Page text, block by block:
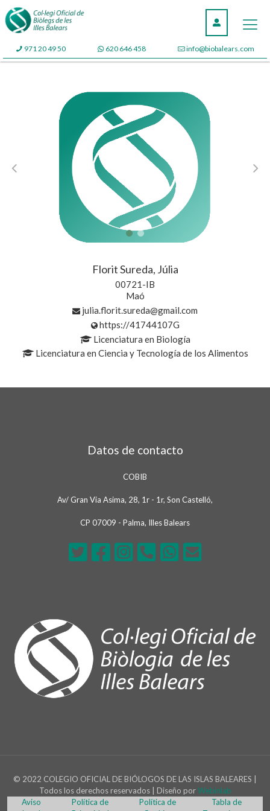
971 20 49 50 620 646 458 info@biobalears.com
Florit Sureda, Júlia
00721-IB
Maó
julia.florit.sureda@gmail.com
https://41744107G
Licenciatura en Biología
Licenciatura en Ciencia y Tecnología de los Alimentos
Datos de contacto
COBIB
Av/ Gran Via Asima, 28, 1r - 1r, Son Castelló,
CP 07009 - Palma, Illes Balears
© 2022 COLEGIO OFICIAL DE BIÓLOGOS DE LAS ISLAS BALEARES |
Todos los derechos reservados | Diseño porWebinlab
Aviso
Política de
Política de
Tabla de